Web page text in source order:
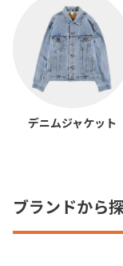
デニムジャケット
ブランドから